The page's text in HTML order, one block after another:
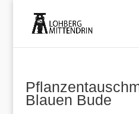
Blauen Bude